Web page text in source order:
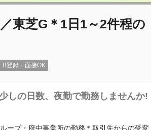
東芝G＊1日1～2件程の
登録・面接OK
しの日数、夜勤で勤務しませんか!
ープ・府中事業所の勤務＊取引先からの受変